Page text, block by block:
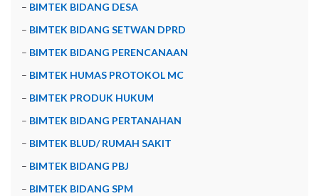
– BIMTEK BIDANG DESA
– BIMTEK BIDANG SETWAN DPRD
– BIMTEK BIDANG PERENCANAAN
– BIMTEK HUMAS PROTOKOL MC
– BIMTEK PRODUK HUKUM
– BIMTEK BIDANG PERTANAHAN
– BIMTEK BLUD/ RUMAH SAKIT
– BIMTEK BIDANG PBJ
– BIMTEK BIDANG SPM